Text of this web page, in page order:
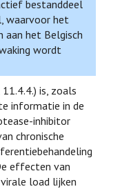
bestanddeel
waarvoor het
het Belgisch
wordt
is, zoals
informatie in de
inhibitor
chronische
effecten van
load lijken